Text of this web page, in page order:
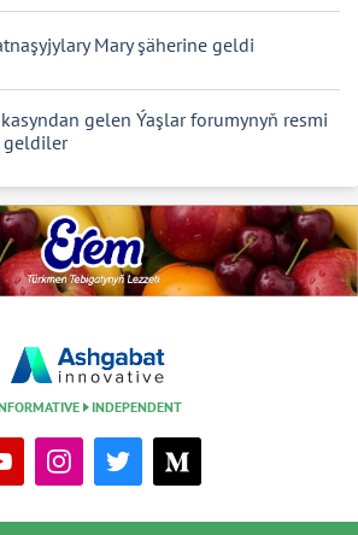
Mary şäherine geldi
gelen Ýaşlar forumynyň resmi
geldiler
INDEPENDENT